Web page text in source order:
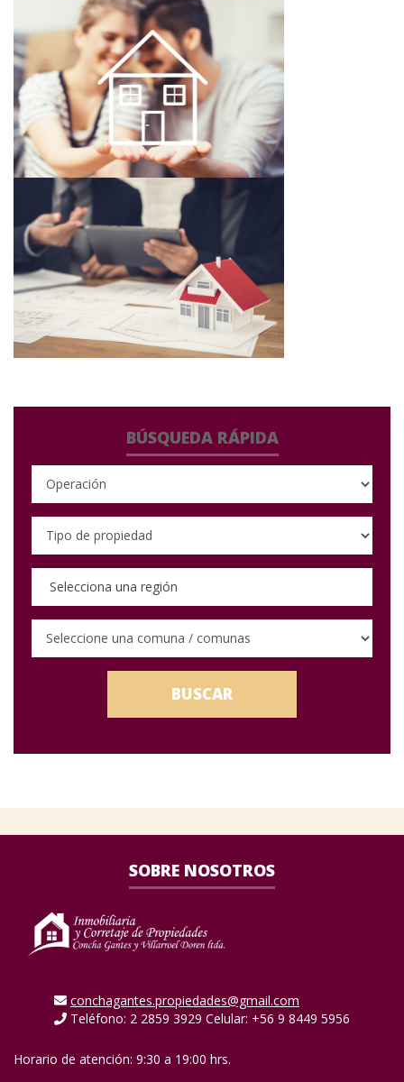
BÚSQUEDA RÁPIDA
Selecciona una región
BUSCAR
SOBRE NOSOTROS
conchagantes.propiedades@gmail.com
Teléfono: 2 2859 3929 Celular: +56 9 8449 5956
Horario de atención: 9:30 a 19:00 hrs.